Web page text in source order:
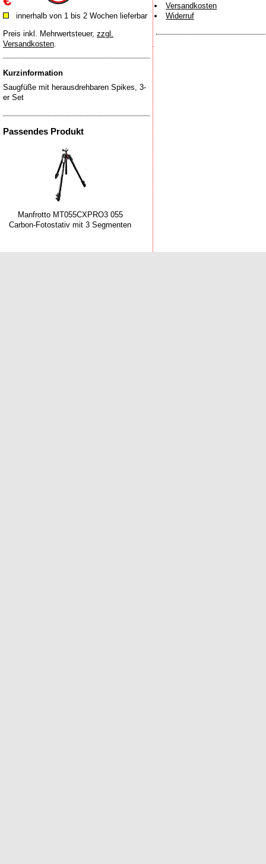
innerhalb von 1 bis 2 Wochen lieferbar
Preis inkl. Mehrwertsteuer, zzgl.
Versandkosten
Kurzinformation
Saugfüße mit herausdrehbaren Spikes, 3-
Passendes Produkt
Manfrotto MT055CXPRO3 055
Carbon-Fotostativ mit 3 Segmenten
Versandkosten
Widerruf